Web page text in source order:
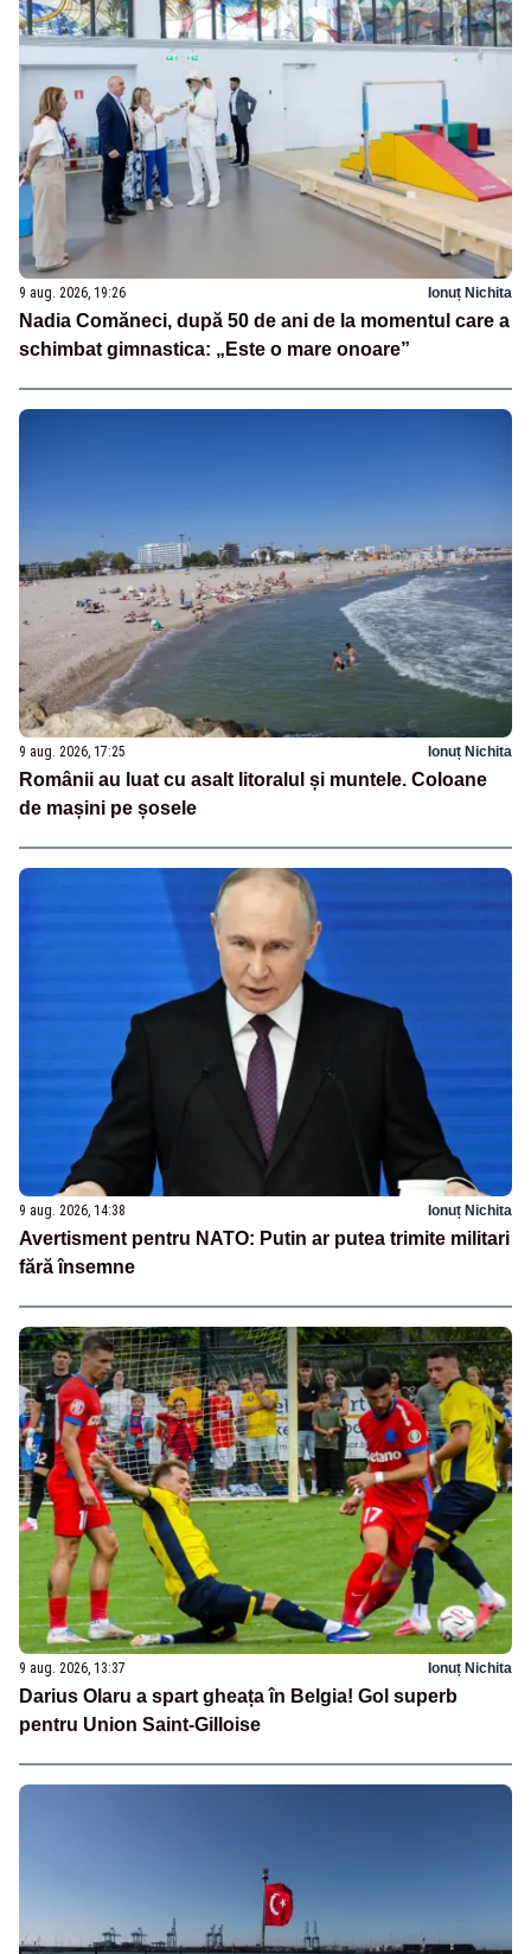
9 aug. 2026, 19:26 Ionuț Nichita
Nadia Comăneci, după 50 de ani de la momentul care a
schimbat gimnastica: „Este o mare onoare”
9 aug. 2026, 17:25 Ionuț Nichita
Românii au luat cu asalt litoralul și muntele. Coloane
de mașini pe șosele
9 aug. 2026, 14:38 Ionuț Nichita
Avertisment pentru NATO: Putin ar putea trimite militari
fără însemne
9 aug. 2026, 13:37 Ionuț Nichita
Darius Olaru a spart gheața în Belgia! Gol superb
pentru Union Saint-Gilloise